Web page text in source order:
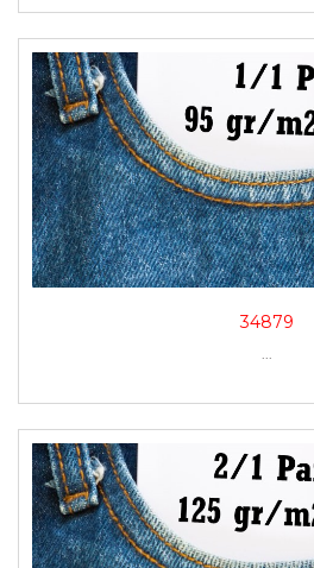
34879
...